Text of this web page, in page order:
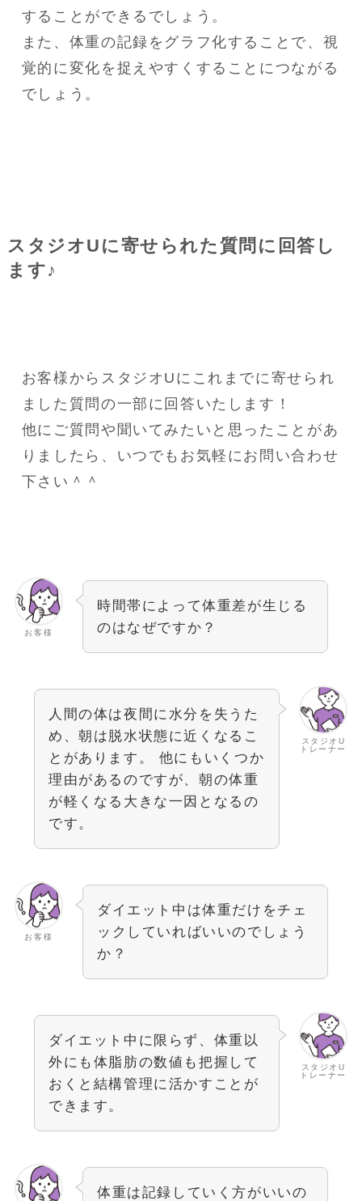
することができるでしょう。
また、体重の記録をグラフ化することで、視
覚的に変化を捉えやすくすることにつながる
でしょう。
スタジオUに寄せられた質問に回答し
ます♪
お客様からスタジオUにこれまでに寄せられ
ました質問の一部に回答いたします！
他にご質問や聞いてみたいと思ったことがあ
りましたら、いつでもお気軽にお問い合わせ
下さい＾＾
お客様
時間帯によって体重差が生じる
のはなぜですか？
スタジオU
トレーナー
人間の体は夜間に水分を失うた
め、朝は脱水状態に近くなるこ
とがあります。 他にもいくつか
理由があるのですが、朝の体重
が軽くなる大きな一因となるの
です。
お客様
ダイエット中は体重だけをチェ
ックしていればいいのでしょう
か？
スタジオU
トレーナー
ダイエット中に限らず、体重以
外にも体脂肪の数値も把握して
おくと結構管理に活かすことが
できます。
体重は記録していく方がいいの